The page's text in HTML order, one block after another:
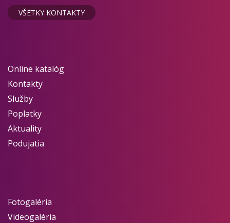
VŠETKY KONTAKTY
Online katalóg
Kontakty
Služby
Poplatky
Aktuality
Podujatia
Fotogaléria
Videogaléria